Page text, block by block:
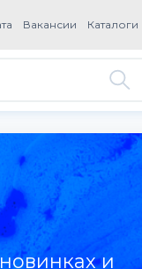
Вакансии Каталоги
и